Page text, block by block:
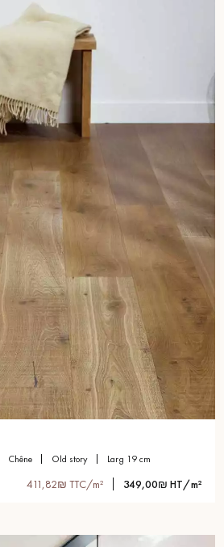
chêne old story larg 19 cm
411,82₪ TTC/m² 349,00₪ HT/m²